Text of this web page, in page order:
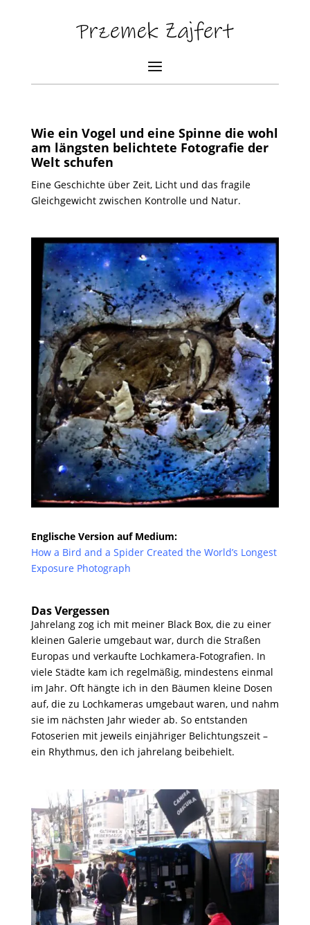
Wie ein Vogel und eine Spinne die wohl
am längsten belichtete Fotografie der
Welt schufen
Eine Geschichte über Zeit, Licht und das fragile
Gleichgewicht zwischen Kontrolle und Natur.
Englische Version auf Medium:
How a Bird and a Spider Created the World’s Longest
Exposure Photograph
Das Vergessen
Jahrelang zog ich mit meiner Black Box, die zu einer
kleinen Galerie umgebaut war, durch die Straßen
Europas und verkaufte Lochkamera-Fotografien. In
viele Städte kam ich regelmäßig, mindestens einmal
im Jahr. Oft hängte ich in den Bäumen kleine Dosen
auf, die zu Lochkameras umgebaut waren, und nahm
sie im nächsten Jahr wieder ab. So entstanden
Fotoserien mit jeweils einjähriger Belichtungszeit –
ein Rhythmus, den ich jahrelang beibehielt.